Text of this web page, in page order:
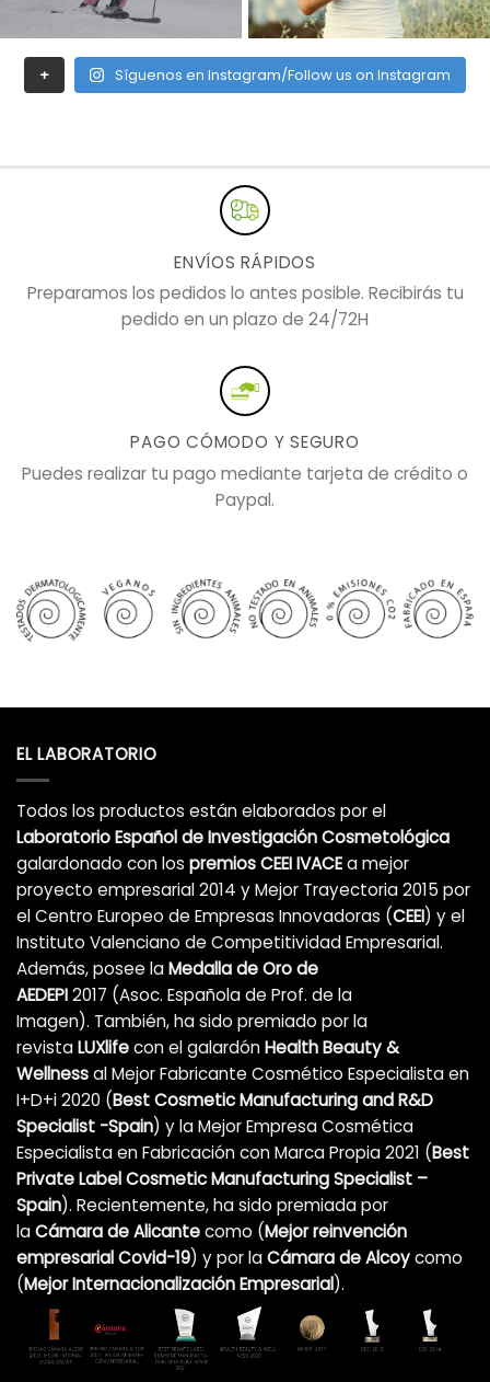
+ Síguenos en Instagram/Follow us on Instagram
ENVÍOS RÁPIDOS
Preparamos los pedidos lo antes posible. Recibirás tu
pedido en un plazo de 24/72H
PAGO CÓMODO Y SEGURO
Puedes realizar tu pago mediante tarjeta de crédito o
Paypal.
EL LABORATORIO
Todos los productos están elaborados por el
Laboratorio Español de Investigación Cosmetológica
galardonado con los premios CEEI IVACEa mejor
proyecto empresarial 2014 y Mejor Trayectoria 2015 por
el Centro Europeo de Empresas Innovadoras (CEEI) y el
Instituto Valenciano de Competitividad Empresarial.
Además, posee laMedalla de Oro de
AEDEPI2017 (Asoc. Española de Prof. de la
Imagen). También, ha sido premiado por la
revistaLUXlifecon el galardónHealth Beauty &
Wellnessal Mejor Fabricante Cosmético Especialista en
I+D+i 2020 (Best Cosmetic Manufacturing and R&D
Specialist -Spain) y la Mejor Empresa Cosmética
Especialista en Fabricación con Marca Propia 2021 (Best
Private Label Cosmetic Manufacturing Specialist –
Spain). Recientemente, ha sido premiada por
laCámara de Alicantecomo (Mejor reinvención
empresarial Covid-19) y por laCámara de Alcoycomo
(Mejor Internacionalización Empresarial).